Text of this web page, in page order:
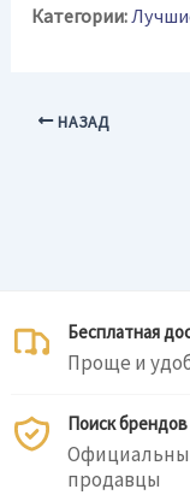
Категории:
НАЗАД
Бесплатная
Проще и
Поиск брендов
продавцы